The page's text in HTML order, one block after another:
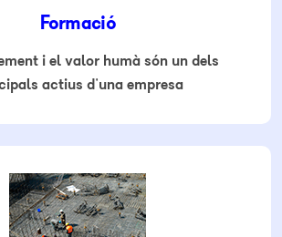
Formació
i el valor humà són un dels
actius d'una empresa